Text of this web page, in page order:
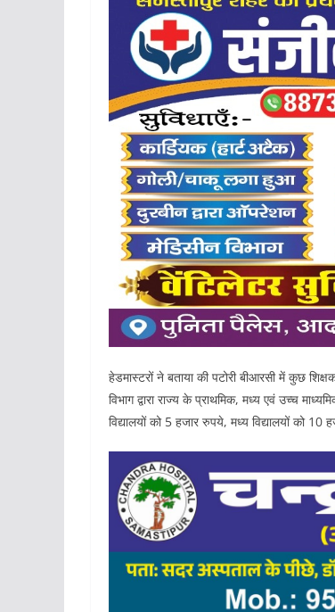
हेडमास्टरों ने बताया की पटोरी बीआरसी में कुछ
विभाग द्वारा राज्य के प्राथमिक, मध्य एवं उच्च
विद्यालयों को 5 हजार रुपये, मध्य विद्यालयों को